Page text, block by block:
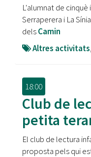
L'alumnat de cinquè
Serraperera i La
delsCamin
Altres activitats,
18:00
Club de
petita
El club de lectura
proposta pels qui